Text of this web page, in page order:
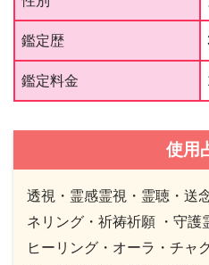
鑑定歴
鑑定料金
使用
透視・霊感霊視・霊聴・送
ネリング・祈祷祈願 ・守護
ヒーリング・オーラ・チャ